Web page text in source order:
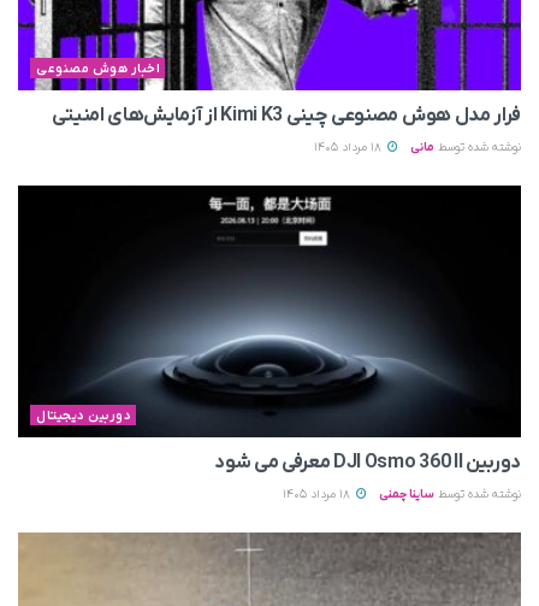
اخبار هوش مصنوعی
فرار مدل هوش مصنوعی چینی Kimi K3 از آزمایش‌های امنیتی
نوشته شده توسط مانی
دوربین دیجیتال
دوربین DJI Osmo 360 II معرفی می‌ شود
نوشته شده توسط ساینا چمنی